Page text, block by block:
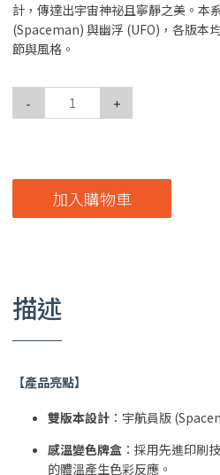
計，傳達出宇宙神祕且寧靜之美。本
(Spaceman) 與幽浮 (UFO)，各版本
節與風格。
- +
加入購物車
描述
【產品亮點】
雙版本設計 ：宇航員版
感溫變色牌盒 ：採用先進印刷
的體溫產生色彩反應。